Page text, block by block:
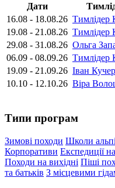
Дати
16.08 - 18.08.26 Тимлідер
19.08 - 21.08.26 Тимлідер
29.08 - 31.08.26 Ольга
06.09 - 08.09.26 Тимлідер
19.09 - 21.09.26 Іван
10.10 - 12.10.26 Віра
Типи програм
Зимові походи Школи
Корпоративи Експедиції
Походи на вихідні Піші
та батьків З місцевими